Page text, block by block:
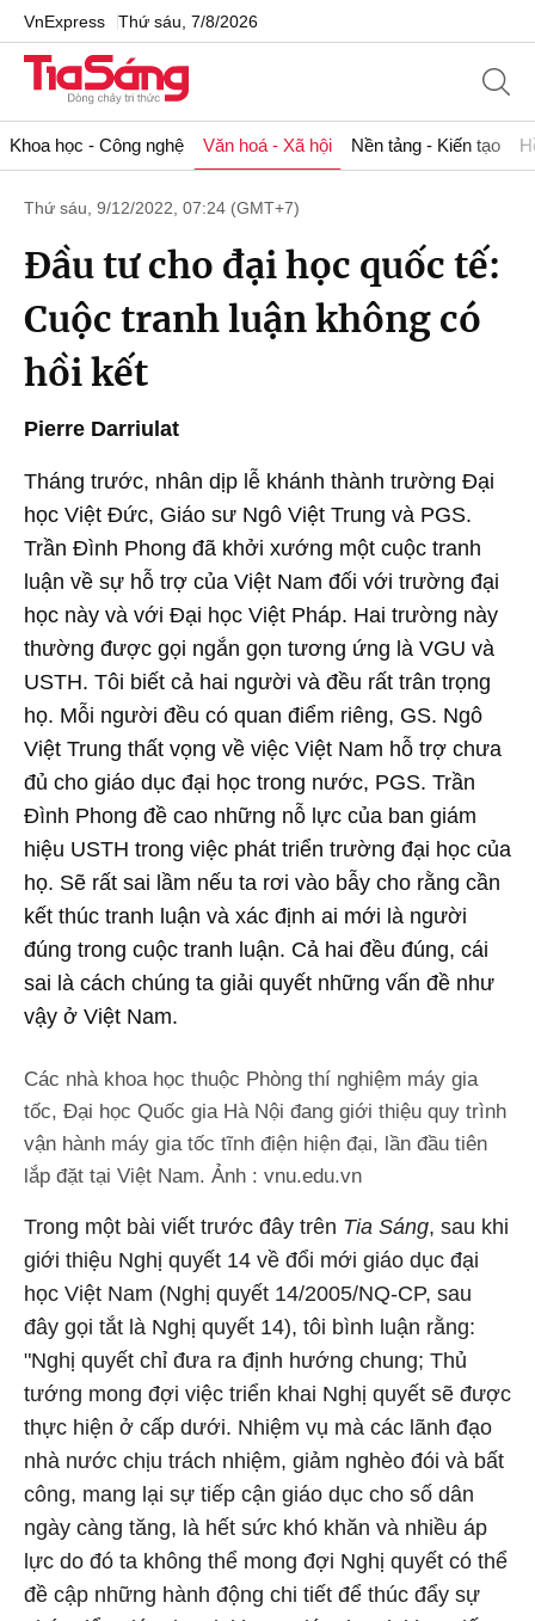
VnExpress Thứ sáu, 7/8/2026
Khoa học - Công nghệ Văn hoá - Xã hội Nền tảng - Kiến tạo
Thứ sáu, 9/12/2022, 07:24 (GMT+7)
Đầu tư cho đại học quốc tế:
Cuộc tranh luận không có
hồi kết
Pierre Darriulat
Tháng trước, nhân dịp lễ khánh thành trường Đại
học Việt Đức, Giáo sư Ngô Việt Trung và PGS.
Trần Đình Phong đã khởi xướng một cuộc tranh
luận về sự hỗ trợ của Việt Nam đối với trường đại
học này và với Đại học Việt Pháp. Hai trường này
thường được gọi ngắn gọn tương ứng là VGU và
USTH. Tôi biết cả hai người và đều rất trân trọng
họ. Mỗi người đều có quan điểm riêng, GS. Ngô
Việt Trung thất vọng về việc Việt Nam hỗ trợ chưa
đủ cho giáo dục đại học trong nước, PGS. Trần
Đình Phong đề cao những nỗ lực của ban giám
hiệu USTH trong việc phát triển trường đại học của
họ. Sẽ rất sai lầm nếu ta rơi vào bẫy cho rằng cần
kết thúc tranh luận và xác định ai mới là người
đúng trong cuộc tranh luận. Cả hai đều đúng, cái
sai là cách chúng ta giải quyết những vấn đề như
vậy ở Việt Nam.
Các nhà khoa học thuộc Phòng thí nghiệm máy gia
tốc, Đại học Quốc gia Hà Nội đang giới thiệu quy trình
vận hành máy gia tốc tĩnh điện hiện đại, lần đầu tiên
lắp đặt tại Việt Nam. Ảnh : vnu.edu.vn
Trong một bài viết trước đây trên Tia Sáng, sau khi
giới thiệu Nghị quyết 14 về đổi mới giáo dục đại
học Việt Nam (Nghị quyết 14/2005/NQ-CP, sau
đây gọi tắt là Nghị quyết 14), tôi bình luận rằng:
"Nghị quyết chỉ đưa ra định hướng chung; Thủ
tướng mong đợi việc triển khai Nghị quyết sẽ được
thực hiện ở cấp dưới. Nhiệm vụ mà các lãnh đạo
nhà nước chịu trách nhiệm, giảm nghèo đói và bất
công, mang lại sự tiếp cận giáo dục cho số dân
ngày càng tăng, là hết sức khó khăn và nhiều áp
lực do đó ta không thể mong đợi Nghị quyết có thể
đề cập những hành động chi tiết để thúc đẩy sự